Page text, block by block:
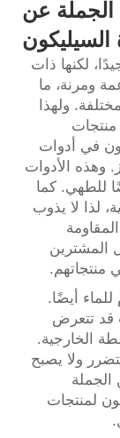
عن
لكنها ذات
ومرنة، ما
ولهذا
منتجات
في أدوات
وهذه الأدوات
للطهي. كما
لذا لا يذوب
المشترين
منتجاتهم.
أيضًا.
قد تتعرض
الخارجية.
ولا يصبح
الجملة
لمنتجات